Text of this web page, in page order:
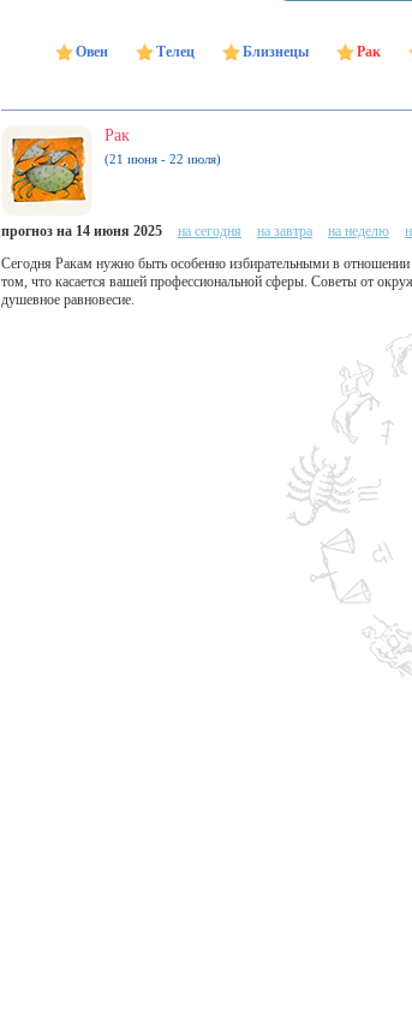
Овен Телец Близнецы Рак
Рак
(21 июня - 22 июля)
прогноз на 14 июня 2025 на сегодня на завтра на неделю
Сегодня Ракам нужно быть особенно избирательными в
том, что касается вашей профессиональной сферы. Советы от
душевное равновесие.